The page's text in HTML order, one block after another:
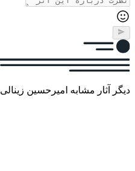
دیگر آثار مشابه امیرحسین زینالی